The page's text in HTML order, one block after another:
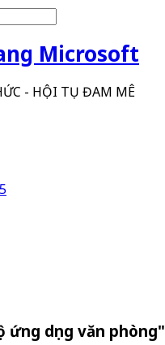
Microsoft
- HỘI TỤ ĐAM MÊ
ứng dụng văn phòng"